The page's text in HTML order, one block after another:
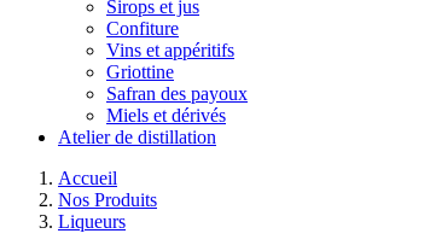
Sirops et jus
Confiture
Vins et appéritifs
Griottine
Safran des payoux
Miels et dérivés
Atelier de distillation
Accueil
Nos Produits
Liqueurs